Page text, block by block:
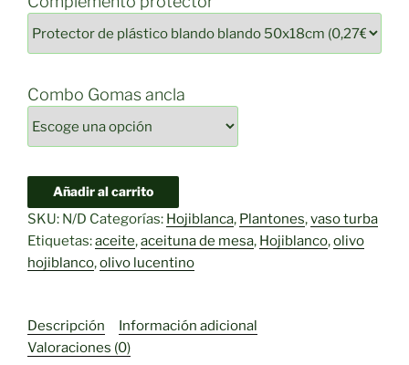
Combo Gomas ancla
Olivo
Hojiblanco
en
cantidad
Añadir al carrito
SKU: N/D Categorías: Hojiblanca, Plantones,vaso turba
Etiquetas:aceite,aceituna de mesa, Hojiblanco,olivo
hojiblanco,olivo lucentino
Descripción
Información adicional
Valoraciones (0)